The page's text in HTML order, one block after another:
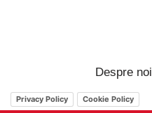
Despre noi
Privacy Policy Cookie Policy